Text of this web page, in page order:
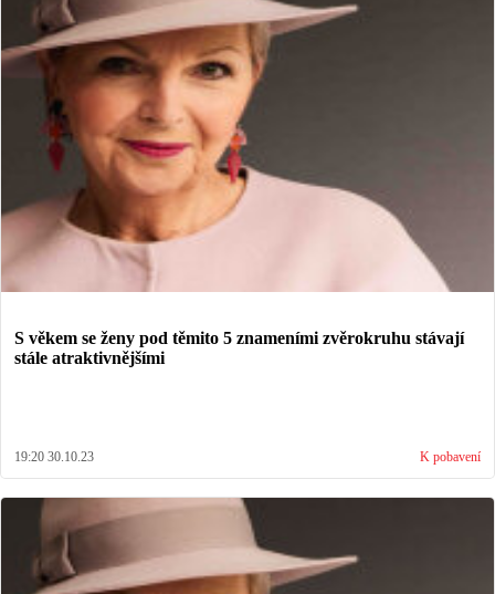
S věkem se ženy pod těmito 5 znameními zvěrokruhu stávají
stále atraktivnějšími
19:20 30.10.23 K pobavení